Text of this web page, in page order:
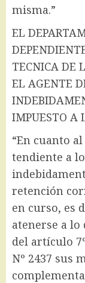
misma.”
EL
TECNICA DE
EL AGENTE
IMPUESTO A
“En cuanto
tendiente a
retención
en curso, es
atenerse a
del artículo
Nº 2437 sus